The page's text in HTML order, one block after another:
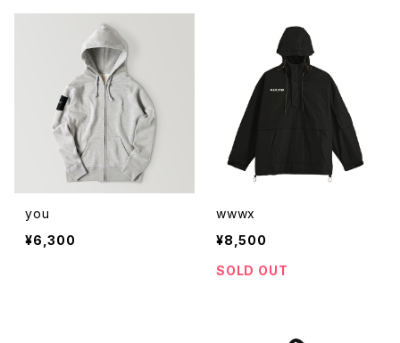
you
¥6,300
wwwx
¥8,500
SOLD OUT